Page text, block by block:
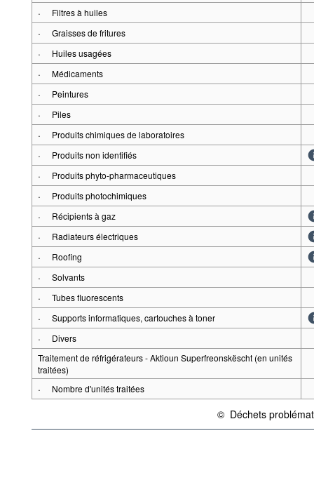
· Filtres à huiles
· Graisses de fritures
· Huiles usagées
· Médicaments
· Peintures
· Piles
· Produits chimiques de laboratoires
· Produits non identifiés
· Produits phyto-pharmaceutiques
· Produits photochimiques
· Récipients à gaz
· Radiateurs électriques
· Roofing
· Solvants
· Tubes fluorescents
· Supports informatiques, cartouches à toner
·
Divers
Traitement de réfrigérateurs - Aktioun Superfreonskëscht (en unités
traitées)
· Nombre d'unités traitées
©
{link} Conditions
Déchets